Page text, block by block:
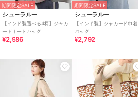
期間限定SALE
シューラルー
【インド製選べる4柄】ジャカ
ードトートバッグ
¥2,986
期間限定SALE
シューラルー
【インド製】ジャカード巾着
バッグ
¥2,792